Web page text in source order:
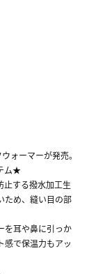
ォーマーが発売。
ム★
止する撥水加工生
ため、縫い目の部
を耳や鼻に引っか
感で保温力もアッ